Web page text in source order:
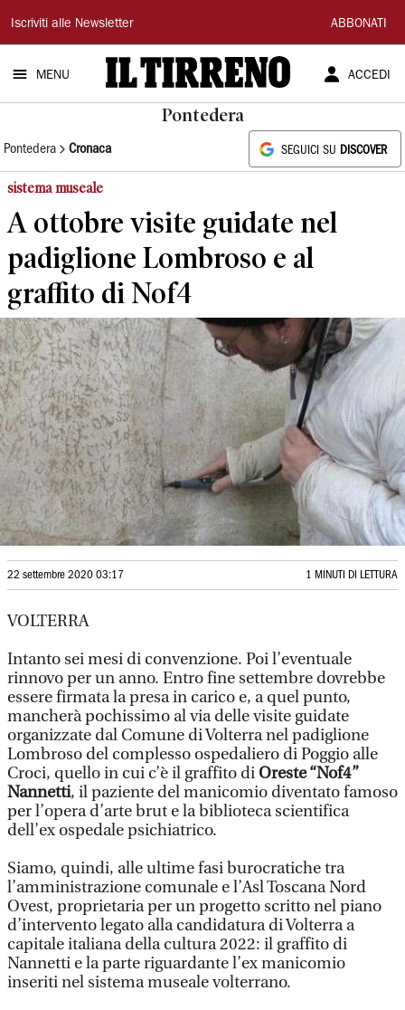
Il
Tirreno
Iscriviti alle Newsletter ABBONATI
MENU ACCEDI
Pontedera
Pontedera Cronaca SEGUICI SU DISCOVER
sistema museale
A ottobre visite guidate nel
padiglione Lombroso e al
graffito di Nof4
22 settembre 2020 03:17 1 MINUTI DI LETTURA
VOLTERRA
Intanto sei mesi di convenzione. Poi l’eventuale
rinnovo per un anno. Entro fine settembre dovrebbe
essere firmata la presa in carico e, a quel punto,
mancherà pochissimo al via delle visite guidate
organizzate dal Comune di Volterra nel padiglione
Lombroso del complesso ospedaliero di Poggio alle
Croci, quello in cui c’è il graffito di Oreste “Nof4”
Nannetti, il paziente del manicomio diventato famoso
per l’opera d’arte brut e la biblioteca scientifica
dell’ex ospedale psichiatrico.
Siamo, quindi, alle ultime fasi burocratiche tra
l’amministrazione comunale e l’Asl Toscana Nord
Ovest, proprietaria per un progetto scritto nel piano
d’intervento legato alla candidatura di Volterra a
capitale italiana della cultura 2022: il graffito di
Nannetti e la parte riguardante l’ex manicomio
inseriti nel sistema museale volterrano.